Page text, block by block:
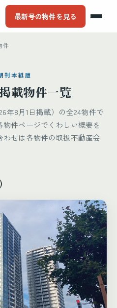
最新号の物件を見る
件
本紙版
載物件一覧
年8月1日掲載）の全24物件で
件ページでくわしい概要を
せは各物件の取扱不動産会